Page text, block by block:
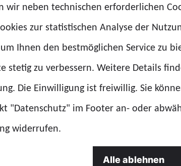
zeigt, wie wichtig eine
mit allen rechtsstaatlichen
gesetzliche Grundlagen,
Jochen Kopelke.
wir neben technischen erforderlichen
zur statistischen Analyse der
Ihnen den bestmöglichen Service zu
stetig zu verbessern. Weitere Details
Die Einwilligung ist freiwillig. Sie
"Datenschutz" im Footer an- oder
widerrufen.
Alle ablehnen